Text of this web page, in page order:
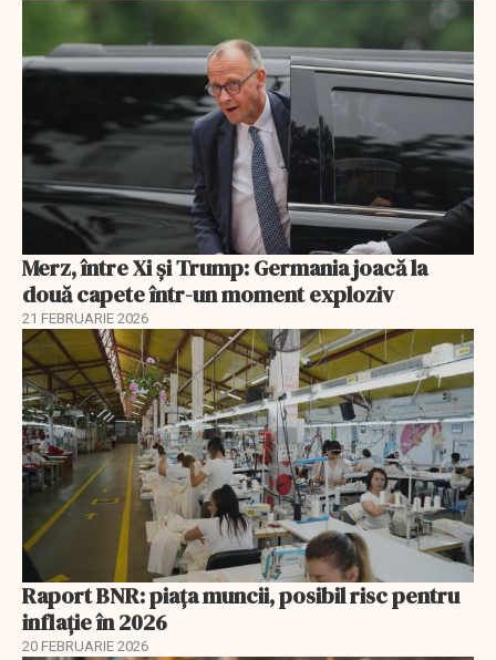
Merz, între Xi și Trump: Germania joacă la
două capete într-un moment exploziv
21 FEBRUARIE 2026
Raport BNR: piața muncii, posibil risc pentru
inflație în 2026
20 FEBRUARIE 2026